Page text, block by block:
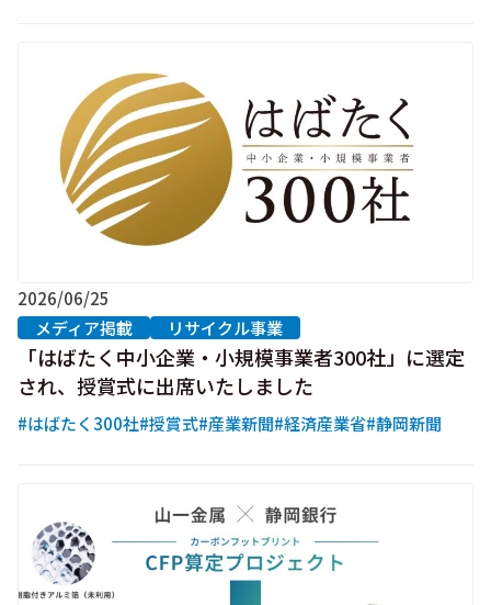
2026/06/25
メディア掲載
リサイクル事業
「はばたく中小企業・小規模事業者300社」に選定
され、授賞式に出席いたしました
#はばたく300社#授賞式#産業新聞#経済産業省#静岡新聞